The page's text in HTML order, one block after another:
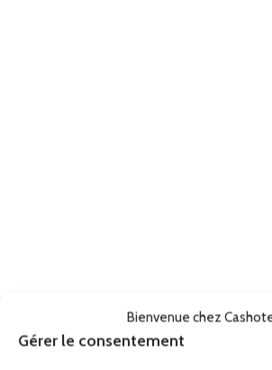
Bienvenue chez
Gérer le consentement